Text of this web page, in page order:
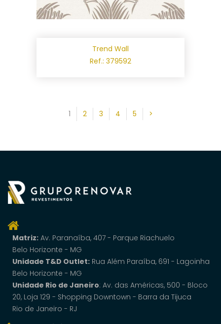
Trend Wall
Ref.: 379592
1 2 3 4 5 >
Matriz: Av. Paranaí­ba, 407 - Parque Riachuelo
Belo Horizonte - MG
Unidade T&D Outlet: Rua Além Paraíba, 691 - Lagoinha
Belo Horizonte - MG
Unidade Rio de Janeiro: Av. das Américas, 500 - Bloco
20, Loja 129 - Shopping Downtown - Barra da Tijuca
Rio de Janeiro - RJ